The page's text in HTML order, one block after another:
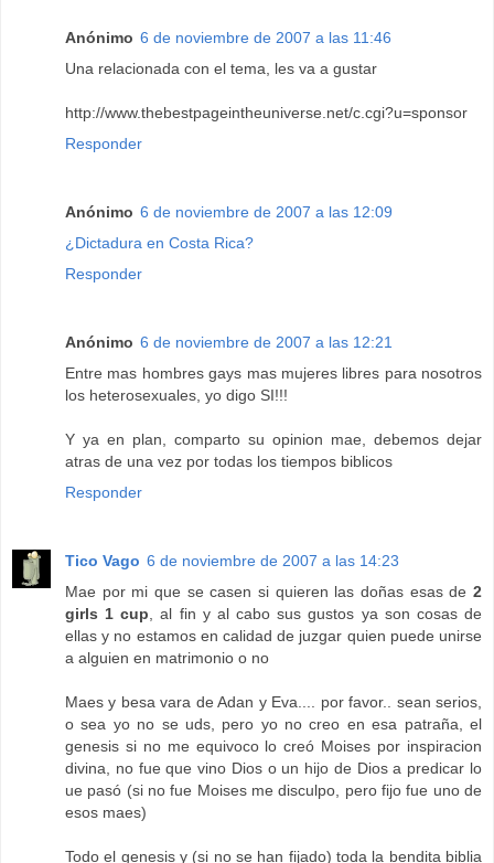
Anónimo 6 de noviembre de 2007 a las 11:46
Una relacionada con el tema, les va a gustar
http://www.thebestpageintheuniverse.net/c.cgi?u=sponsor
Responder
Anónimo 6 de noviembre de 2007 a las 12:09
¿Dictadura en Costa Rica?
Responder
Anónimo 6 de noviembre de 2007 a las 12:21
Entre mas hombres gays mas mujeres libres para nosotros
los heterosexuales, yo digo SI!!!
Y ya en plan, comparto su opinion mae, debemos dejar
atras de una vez por todas los tiempos biblicos
Responder
Tico Vago 6 de noviembre de 2007 a las 14:23
Mae por mi que se casen si quieren las doñas esas de 2
girls 1 cup, al fin y al cabo sus gustos ya son cosas de
ellas y no estamos en calidad de juzgar quien puede unirse
a alguien en matrimonio o no
Maes y besa vara de Adan y Eva.... por favor.. sean serios,
o sea yo no se uds, pero yo no creo en esa patraña, el
genesis si no me equivoco lo creó Moises por inspiracion
divina, no fue que vino Dios o un hijo de Dios a predicar lo
ue pasó (si no fue Moises me disculpo, pero fijo fue uno de
esos maes)
Todo el genesis y (si no se han fijado) toda la bendita biblia